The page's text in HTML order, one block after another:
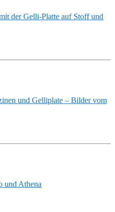
der Gelli-Platte auf Stoff und
und Gelliplate – Bilder vom
und Athena